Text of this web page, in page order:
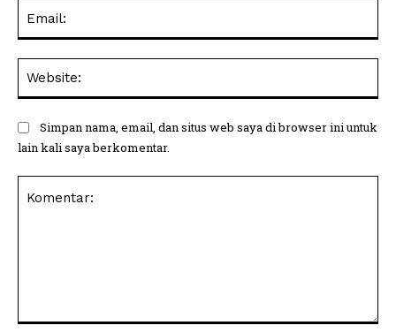
Simpan nama, email, dan situs web saya di browser ini untuk
lain kali saya berkomentar.